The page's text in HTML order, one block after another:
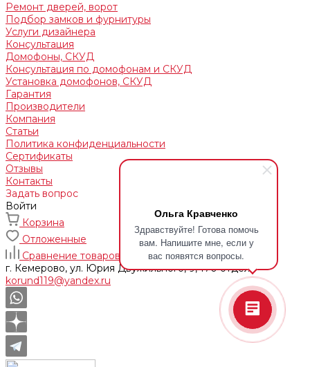
Ольга Кравченко
Здравствуйте! Готова помочь
вам. Напишите мне, если у
вас появятся вопросы.
Ремонт дверей, ворот
Подбор замков и фурнитуры
Услуги дизайнера
Консультация
Домофоны, СКУД
Консультация по домофонам и СКУД
Установка домофонов, СКУД
Гарантия
Производители
Компания
Статьи
Политика конфиденциальности
Сертификаты
Отзывы
Контакты
Задать вопрос
Войти
Корзина
Отложенные
Сравнение товаров
г. Кемерово, ул. Юрия Двужильного, 9, 170 отдел
korund119@yandex.ru